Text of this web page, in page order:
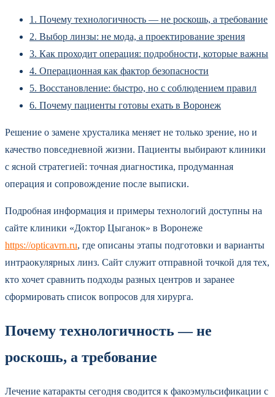
1. Почему технологичность — не роскошь, а требование
2. Выбор линзы: не мода, а проектирование зрения
3. Как проходит операция: подробности, которые важны
4. Операционная как фактор безопасности
5. Восстановление: быстро, но с соблюдением правил
6. Почему пациенты готовы ехать в Воронеж
Решение о замене хрусталика меняет не только зрение, но и
качество повседневной жизни. Пациенты выбирают клиники
с ясной стратегией: точная диагностика, продуманная
операция и сопровождение после выписки.
Подробная информация и примеры технологий доступны на
сайте клиники «Доктор Цыганок» в Воронеже
https://opticavrn.ru, где описаны этапы подготовки и варианты
интраокулярных линз. Сайт служит отправной точкой для тех,
кто хочет сравнить подходы разных центров и заранее
сформировать список вопросов для хирурга.
Почему технологичность — не
роскошь, а требование
Лечение катаракты сегодня сводится к факоэмульсификации с